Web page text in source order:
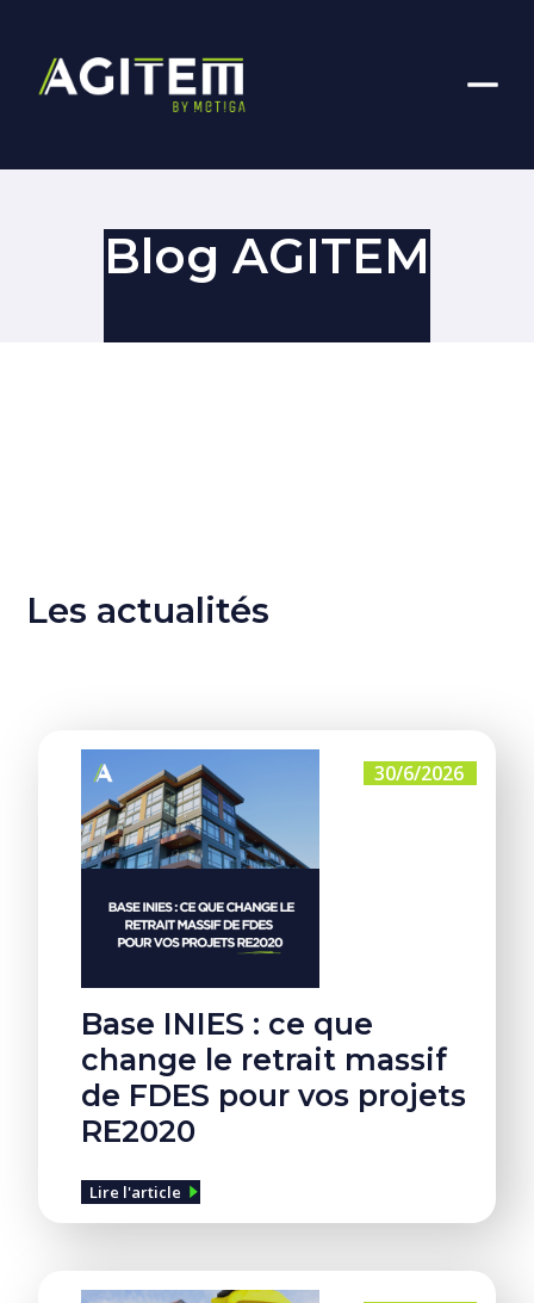
Blog AGITEM
Les actualités
30/6/2026
Base INIES : ce que
change le retrait massif
de FDES pour vos projets
RE2020
Lire l'article